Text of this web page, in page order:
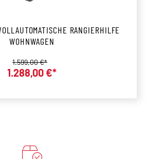
RANGIERHILFE
WOHNWAGEN
Verkaufspreis:
1.288,00 €*
Regulärer Preis:
1.599,00 €*